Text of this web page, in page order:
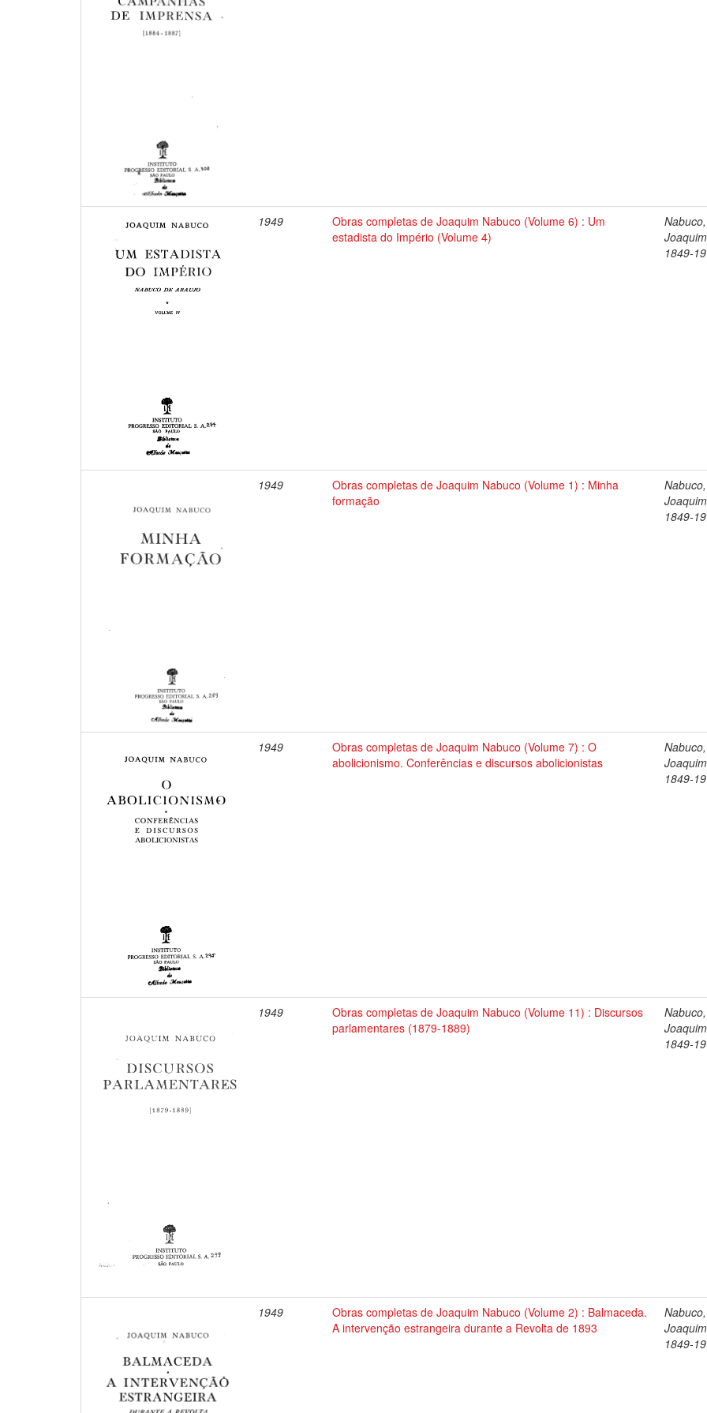
1949
Obras completas de Joaquim Nabuco (Volume 6) : Um
estadista do Império (Volume 4)
Nabuco,
1849-
1949
Obras completas de Joaquim Nabuco (Volume 1) : Minha
formação
Nabuco,
1849-
1949
Obras completas de Joaquim Nabuco (Volume 7) : O
abolicionismo. Conferências e discursos abolicionistas
Nabuco,
1849-
1949
Obras completas de Joaquim Nabuco (Volume 11) : Discursos
parlamentares (1879-1889)
Nabuco,
1849-
1949
Obras completas de Joaquim Nabuco (Volume 2) : Balmaceda.
A intervenção estrangeira durante a Revolta de 1893
Nabuco,
1849-